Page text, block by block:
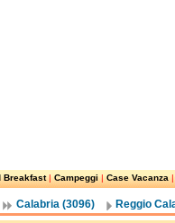
Breakfast|Campeggi|Case Vacanza
Calabria (3096) Reggio